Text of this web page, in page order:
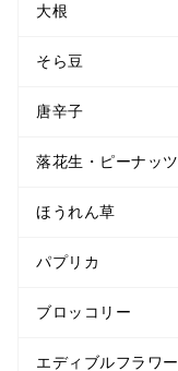
大根
そら豆
唐辛子
落花生・ピーナッツ
ほうれん草
パプリカ
ブロッコリー
エディブルフラワー